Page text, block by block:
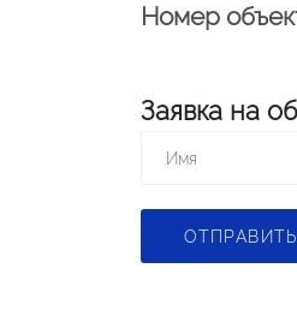
Номер
Заявка на
ОТПРАВИТЬ